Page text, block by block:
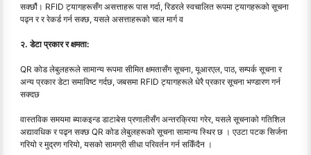
सक्छौं। RFID ट्यागहरूसँग असत्ताहरू पास गर्दा, रिडरले स्वचालित रूपमा ट्यागहरूको सूचना
पढ्न र र रेकर्ड गर्न सक्छ, यसले असत्ताहरूको चाल मार्ग व
२. डेटा प्रकार र क्षमता:
QR कोड लेबुलहरूले सामान्य रूपमा सीमित क्षमतासँग सूचना, यूआरएल, पाठ, सम्पर्क सूचना र
अन्य प्रकार डेटा समाविष्ट गर्दछ, जबसमा RFID ट्यागहरूले धेरै प्रकार सूचना भण्डारण गर्न
सक्दछ
वास्तविक समयमा ब्याकइन्ड डाटाबेस प्रणालीसँग अन्तरक्रिया गरेर, यसले सूचनाको गतिशिल
अद्यावधिक र पढ्न सक्छ QR कोड लेबुलहरूको सूचना सामान्य स्थिर छ । एउटा पटक सिर्जना
गरियो र मुद्रण गरियो, यसको सामग्री सीधा परिवर्तन गर्न सकिँदैन ।